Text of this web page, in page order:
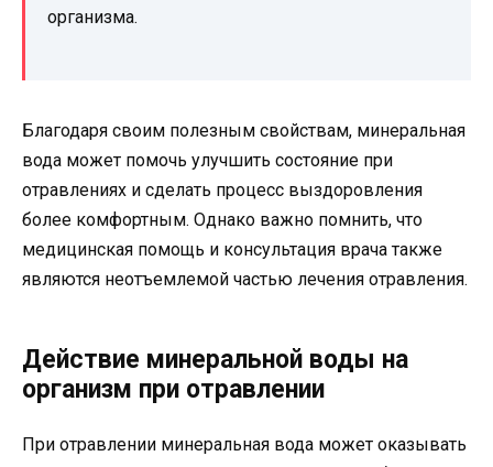
организма.
Благодаря своим полезным свойствам, минеральная
вода может помочь улучшить состояние при
отравлениях и сделать процесс выздоровления
более комфортным. Однако важно помнить, что
медицинская помощь и консультация врача также
являются неотъемлемой частью лечения отравления.
Действие минеральной воды на
организм при отравлении
При отравлении минеральная вода может оказывать